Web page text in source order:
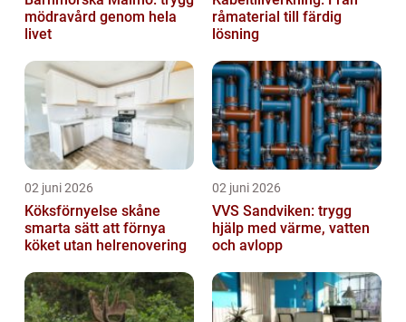
mödravård genom hela
livet
råmaterial till färdig
lösning
02 juni 2026
Köksförnyelse skåne
smarta sätt att förnya
köket utan helrenovering
02 juni 2026
VVS Sandviken: trygg
hjälp med värme, vatten
och avlopp